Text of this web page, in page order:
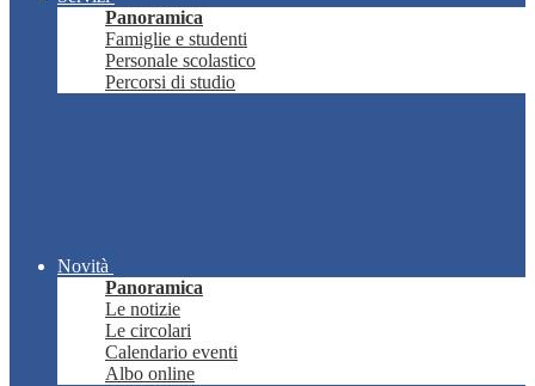
Panoramica
Famiglie e studenti
Personale scolastico
Percorsi di studio
Novità
Panoramica
Le notizie
Le circolari
Calendario eventi
Albo online